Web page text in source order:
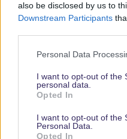
also be disclosed by us to
Downstream Participants
Personal Data
I want to opt-out of the
personal data.
Opted In
I want to opt-out of the
Personal Data.
Opted In